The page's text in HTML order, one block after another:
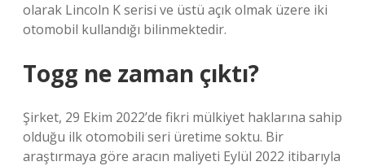
olarak Lincoln K serisi ve üstü açık olmak üzere iki
otomobil kullandığı bilinmektedir.
Togg ne zaman çıktı?
Şirket, 29 Ekim 2022’de fikri mülkiyet haklarına sahip
olduğu ilk otomobili seri üretime soktu. Bir
araştırmaya göre aracın maliyeti Eylül 2022 itibarıyla